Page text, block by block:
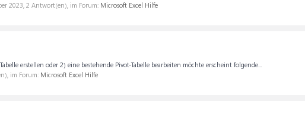
2023, 2 Antwort(en), im Forum: Microsoft Excel Hilfe
erstellen oder 2) eine bestehende Pivot-Tabelle bearbeiten möchte erscheint folgende...
im Forum: Microsoft Excel Hilfe